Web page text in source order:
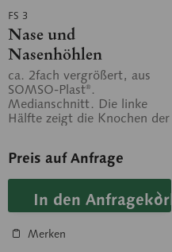
FS 3
Nase und
Nasenhöhlen
ca. 2fach vergrößert, aus
SOMSO-Plast®.
Medianschnitt. Die linke
Hälfte zeigt die Knochen der
Preis auf Anfrage
In den Anfragekorb
Merken